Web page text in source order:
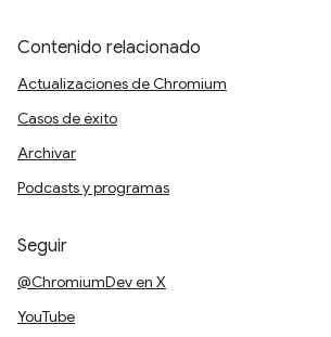
Contenido relacionado
Actualizaciones de Chromium
Casos de éxito
Archivar
Podcasts y programas
Seguir
@ChromiumDev en X
YouTube